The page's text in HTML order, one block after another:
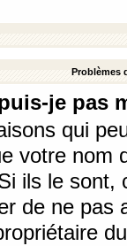
Problèmes
je pas
qui
votre nom
ils le sont,
de ne pas